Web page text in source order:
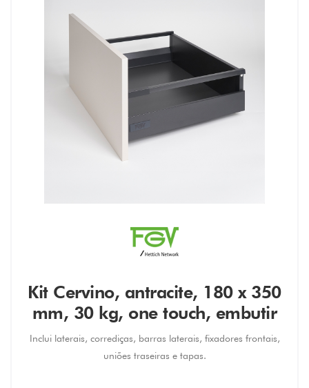
Kit Cervino, antracite, 180 x 350
mm, 30 kg, one touch, embutir
Inclui laterais, corrediças, barras laterais, fixadores frontais,
uniões traseiras e tapas.